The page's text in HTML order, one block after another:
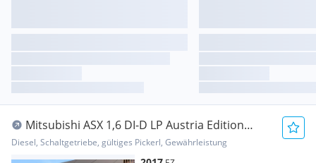
Mitsubishi ASX 1,6 DI-D LP Austria Edition
Connect
Diesel, Schaltgetriebe, gültiges Pickerl, Gewährleistung